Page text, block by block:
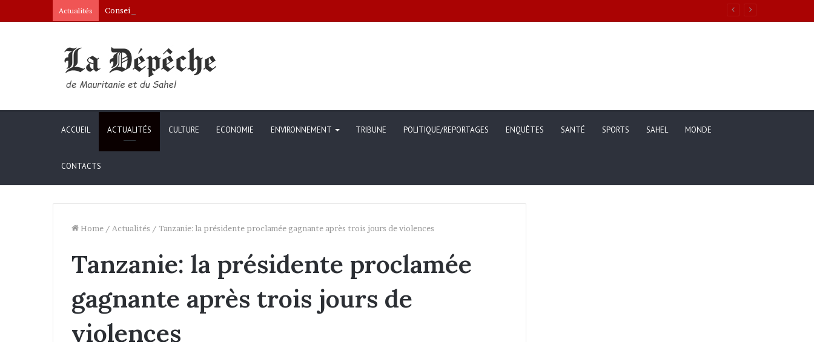
Actualités Conseil des ministres : présentation d’une communication sur l’évolution des indicateurs de pauvreté et des conditions de vie des ménages entre 2019 et 2025
ACCUEIL ACTUALITÉS CULTURE ECONOMIE ENVIRONNEMENT TRIBUNE POLITIQUE/REPORTAGES ENQUÊTES SANTÉ SPORTS SAHEL MONDE
CONTACTS
Home / Actualités / Tanzanie: la présidente proclamée gagnante après trois jours de violences
Tanzanie: la présidente proclamée
gagnante après trois jours de
violences